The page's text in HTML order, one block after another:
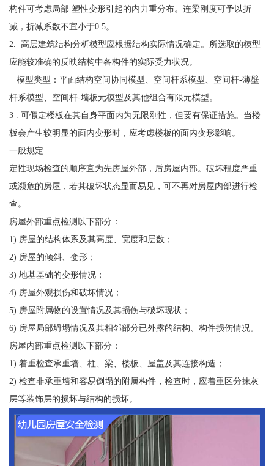
构件可考虑局部 塑性变形引起的内力重分布。连梁刚度可予以折
减，折减系数不宜小于0.5。
2. 高层建筑结构分析模型应根据结构实际情况确定。所选取的模型
应能较准确的反映结构中各构件的实际受力状况。
模型类型：平面结构空间协同模型、空间杆系模型、空间杆-薄壁
杆系模型、空间杆-墙板元模型及其他组合有限元模型。
3 . 可假定楼板在其自身平面内为无限刚性，但要有保证措施。当楼
板会产生较明显的面内变形时，应考虑楼板的面内变形影响。
一般规定
定性现场检查的顺序宜为先房屋外部，后房屋内部。破坏程度严重
或濒危的房屋，若其破坏状态显而易见，可不再对房屋内部进行检
查。
房屋外部重点检测以下部分：
1) 房屋的结构体系及其高度、宽度和层数；
2) 房屋的倾斜、变形；
3) 地基基础的变形情况；
4) 房屋外观损伤和破坏情况；
5) 房屋附属物的设置情况及其损伤与破坏现状；
6) 房屋局部坍塌情况及其相邻部分已外露的结构、构件损伤情况。
房屋内部重点检测以下部分：
1) 着重检查承重墙、柱、梁、楼板、屋盖及其连接构造；
2) 检查非承重墙和容易倒塌的附属构件，检查时，应着重区分抹灰
层等装饰层的损坏与结构的损坏。